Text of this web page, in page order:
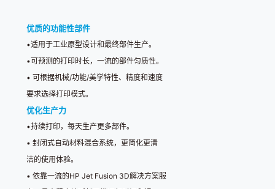
优质的功能性部件
•适用于工业原型设计和最终部件生产。
•可预测的打印时长，一流的部件匀质性。
• 可根据机械/功能/美学特性、精度和速度
要求选择打印模式。
优化生产力
•持续打印，每天生产更多部件。
• 封闭式自动材料混合系统，更简化更清
洁的使用体验。
• 依靠一流的HP Jet Fusion 3D解决方案服